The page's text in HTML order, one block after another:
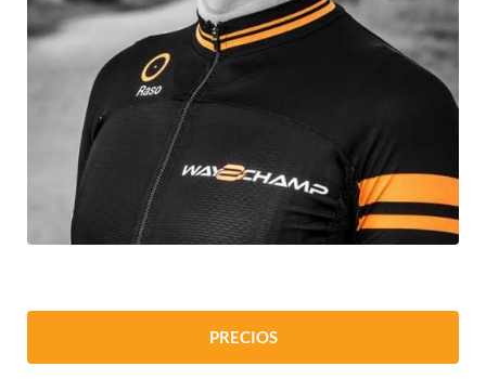
PRECIOS